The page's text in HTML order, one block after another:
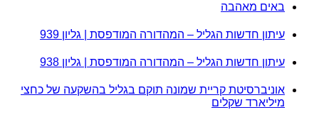
באים מאהבה
עיתון חדשות הגליל – המהדורה המודפסת | גליון 939
עיתון חדשות הגליל – המהדורה המודפסת | גליון 938
אוניברסיטת קריית שמונה תוקם בגליל בהשקעה של כחצי
מיליארד שקלים